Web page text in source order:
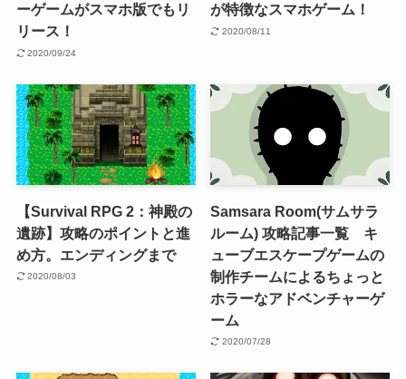
ーゲームがスマホ版でもリ
リース！
2020/09/24
が特徴なスマホゲーム！
2020/08/11
【Survival RPG 2：神殿の
遺跡】攻略のポイントと進
め方。エンディングまで
2020/08/03
Samsara Room(サムサラ
ルーム) 攻略記事一覧 キ
ューブエスケープゲームの
制作チームによるちょっと
ホラーなアドベンチャーゲ
ーム
2020/07/28